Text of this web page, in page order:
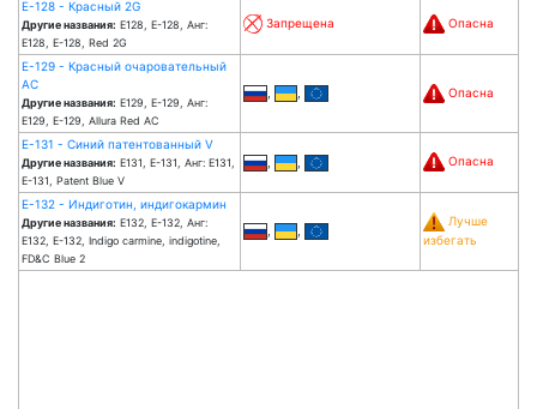
Е-128 - Красный 2G
Другие названия: Е128, Е-128, Анг:
E128, E-128, Red 2G
Запрещена Опасна
Е-129 - Красный очаровательный
АС
Другие названия: Е129, Е-129, Анг:
E129, E-129, Allura Red AC
Опасна
Е-131 - Синий патентованный V
Другие названия: Е131, Е-131, Анг: E131,
E-131, Patent Blue V
Опасна
Е-132 - Индиготин, индигокармин
Другие названия: Е132, Е-132, Анг:
E132, E-132, Indigo carmine, indigotine,
FD&C Blue 2
Лучше
избегать